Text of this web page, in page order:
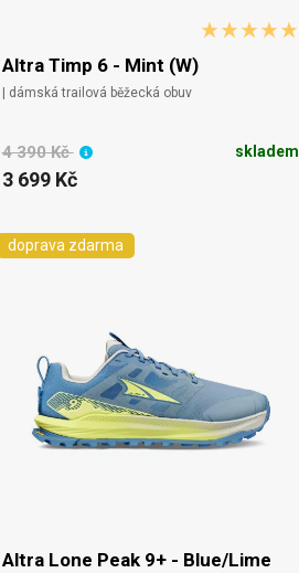
Altra Timp 6 - Mint (W)
| dámská trailová běžecká obuv
4 390 Kč
3 699 Kč
skladem
doprava zdarma
Altra Lone Peak 9+ - Blue/Lime